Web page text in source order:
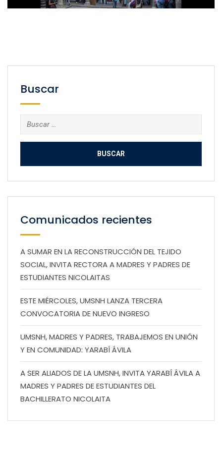
Buscar
Buscar:
Comunicados recientes
A SUMAR EN LA RECONSTRUCCIÓN DEL TEJIDO
SOCIAL, INVITA RECTORA A MADRES Y PADRES DE
ESTUDIANTES NICOLAITAS
ESTE MIÉRCOLES, UMSNH LANZA TERCERA
CONVOCATORIA DE NUEVO INGRESO
UMSNH, MADRES Y PADRES, TRABAJEMOS EN UNIÓN
Y EN COMUNIDAD: YARABÍ ÁVILA
A SER ALIADOS DE LA UMSNH, INVITA YARABÍ ÁVILA A
MADRES Y PADRES DE ESTUDIANTES DEL
BACHILLERATO NICOLAITA